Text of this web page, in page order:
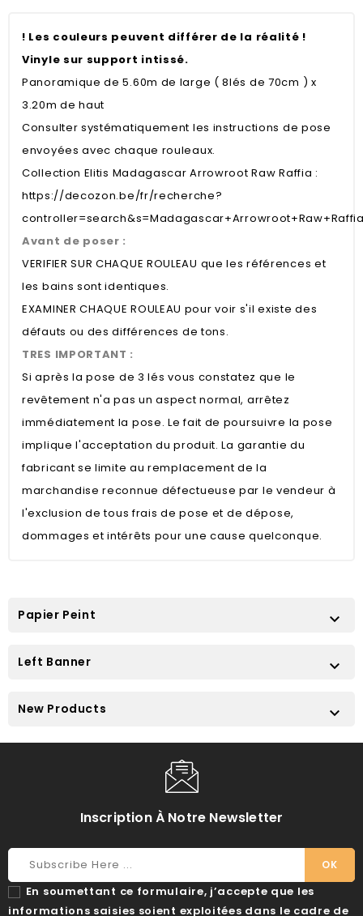
! Les couleurs peuvent différer de la réalité !
Vinyle sur support intissé.
Panoramique de 5.60m de large ( 8lés de 70cm ) x
3.20m de haut
Consulter systématiquement les instructions de pose
envoyées avec chaque rouleaux.
Collection Elitis Madagascar Arrowroot Raw Raffia :
https://decozon.be/fr/recherche?
Avant de poser :
VERIFIER SUR CHAQUE ROULEAU que les références et
les bains sont identiques.
EXAMINER CHAQUE ROULEAU pour voir s'il existe des
défauts ou des différences de tons.
TRES IMPORTANT :
Si après la pose de 3 lés vous constatez que le
revêtement n'a pas un aspect normal, arrêtez
immédiatement la pose. Le fait de poursuivre la pose
implique l'acceptation du produit. La garantie du
fabricant se limite au remplacement de la
marchandise reconnue défectueuse par le vendeur à
l'exclusion de tous frais de pose et de dépose,
dommages et intérêts pour une cause quelconque.
Papier Peint 
Left Banner 
New Products 
Inscription À Notre Newsletter
En soumettant ce formulaire, j’accepte que les
informations saisies soient exploitées dans le cadre de